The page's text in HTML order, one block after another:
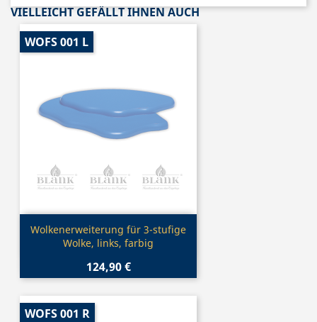
VIELLEICHT GEFÄLLT IHNEN AUCH
Vorschau
Wolkenerweiterung für 3-stufige
Wolke, links, farbig
124,90 €
WOFS 001 L
WOFS 001 R